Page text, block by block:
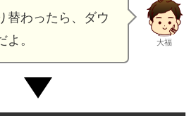
替わったら、ダウ
。
大福